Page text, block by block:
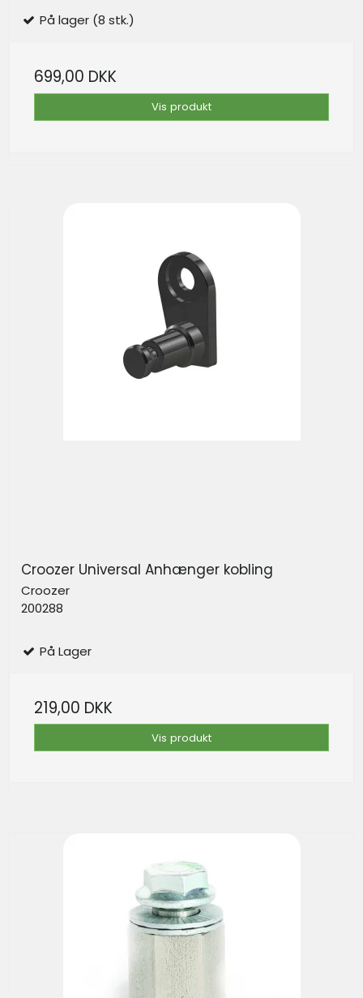
På lager (8 stk.)
699,00 DKK
Vis produkt
Croozer Universal Anhænger kobling
Croozer
200288
På Lager
219,00 DKK
Vis produkt